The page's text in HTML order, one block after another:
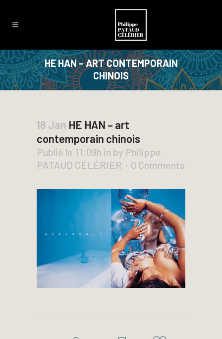
HE HAN – ART CONTEMPORAIN
CHINOIS
18 Jan HE HAN – art
contemporain chinois
Publié le 11:09h in by Philippe
PATAUD CÉLÉRIER
0 Comments